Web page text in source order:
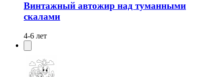
Винтажный автожир над туманными
скалами
4-6 лет